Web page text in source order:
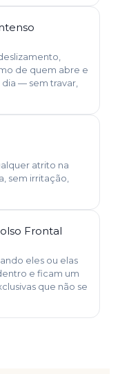
de quem abre e
— sem travar,
atrito na
sem irritação,
Frontal
eles ou elas
e ficam um
que não se